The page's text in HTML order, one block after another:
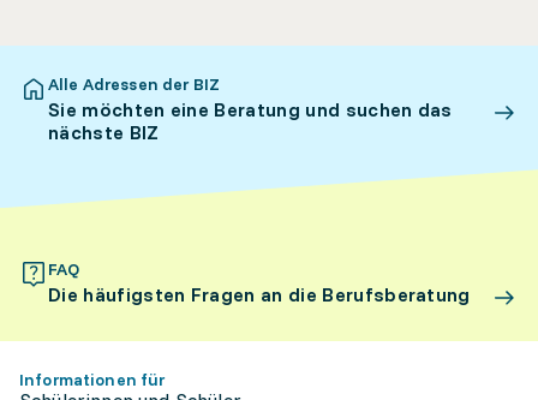
Alle Adressen der BIZ
Sie möchten eine Beratung und suchen das
nächste BIZ
FAQ
Die häufigsten Fragen an die Berufsberatung
Informationen für